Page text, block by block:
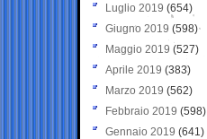
Luglio 2019 (654)
Giugno 2019 (598)
Maggio 2019 (527)
Aprile 2019 (383)
Marzo 2019 (562)
Febbraio 2019 (598)
Gennaio 2019 (641)